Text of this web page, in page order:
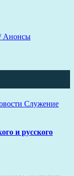
Анонсы
Служение
и русского